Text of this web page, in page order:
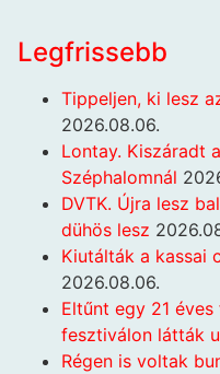
Legfrissebb
Tippeljen, ki lesz
2026.08.06.
Lontay. Kiszáradt
Széphalomnál
DVTK. Újra lesz
dühös lesz
Kiutálták a kassai
2026.08.06.
Eltűnt egy 21
fesztiválon látták
Régen is voltak